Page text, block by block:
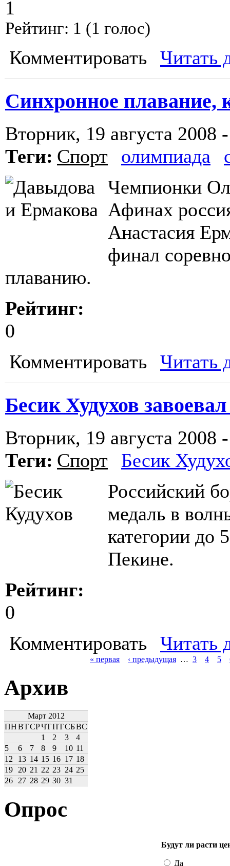
1
Рейтинг: 1 (1 голос)
Комментировать Читать
Синхронное плавание,
Вторник, 19 августа 2008
Теги: Спорт олимпиада
Чемпионки
Афинах
Анастасия
финал
плаванию.
Рейтинг:
0
Комментировать
Читать
Бесик Худухов
Вторник, 19 августа 2008
Теги: Спорт
Бесик
Российский
медаль в
категории до
Пекине.
Рейтинг:
0
Комментировать
Читать
« первая ‹ предыдущая … 3 4 5
Архив
Март 2012
ПНВТСРЧТПТСБВС
1
2 3
4
5
6 7 8 9 10 11
12
13 14 15 16 17 18
19
20 21 22 23 24 25
26
27 28 29 30 31
Опрос
Будут ли расти
Да